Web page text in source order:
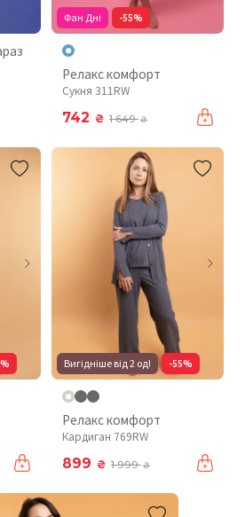
Фан Дні -55%
Релакс комфорт
Сукня 311RW
742 ₴ 1 649₴
Вигідніше від 2 од! -55%
Релакс комфорт
Кардиган 769RW
899 ₴ 1 999₴